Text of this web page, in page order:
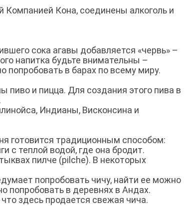
Кона, соединены алкоголь и
сока агавы добавляется «червь» –
напитка будьте внимательны –
в барах по всему миру.
пиво и пицца. Для создания этого пива в
Индианы, Висконсина и
готовится традиционным способом:
с теплой водой, где она бродит.
пилче (pilche). В некоторых
попробовать чичу, найти ее можно
попробовать в деревнях в Андах.
здесь продается свежая чича.